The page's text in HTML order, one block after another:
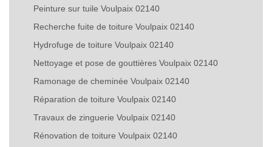
Peinture sur tuile Voulpaix 02140
Recherche fuite de toiture Voulpaix 02140
Hydrofuge de toiture Voulpaix 02140
Nettoyage et pose de gouttières Voulpaix 02140
Ramonage de cheminée Voulpaix 02140
Réparation de toiture Voulpaix 02140
Travaux de zinguerie Voulpaix 02140
Rénovation de toiture Voulpaix 02140